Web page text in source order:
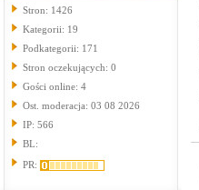
Stron: 1426
Kategorii: 19
Podkategorii: 171
Stron oczekujących: 0
Gości online: 4
Ost. moderacja: 03 08 2026
IP: 566
BL:
PR: